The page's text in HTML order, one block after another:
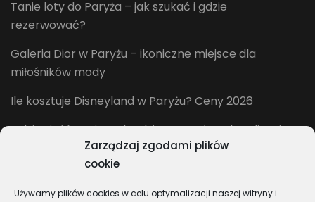
Zarządzaj zgodami plików
cookie
Używamy plików cookies w celu optymalizacji naszej witryny i
Tanie loty do Paryża – jak szukać i gdzie
rezerwować?
Galeria Dior w Paryżu – ikoniczne miejsce dla
miłośników mody
Ile kosztuje Disneyland w Paryżu? Ceny 2026
Gdzie zjeść w Disneylandzie w Paryżu? Aktualizacja